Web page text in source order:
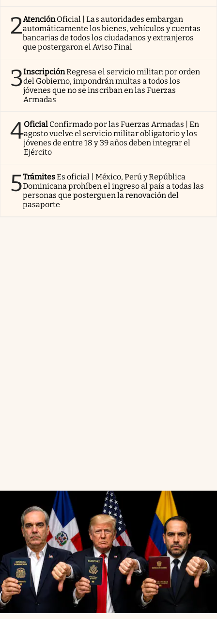
2AtenciónOficial | Las autoridades embargan
automáticamente los bienes, vehículos y cuentas
bancarias de todos los ciudadanos y extranjeros
que postergaron el Aviso Final
3InscripciónRegresa el servicio militar: por orden
del Gobierno, impondrán multas a todos los
jóvenes que no se inscriban en las Fuerzas
Armadas
4Oficial Confirmado por las Fuerzas Armadas | En
agosto vuelve el servicio militar obligatorio y los
jóvenes de entre 18 y 39 años deben integrar el
Ejército
5TrámitesEs oficial | México, Perú y República
Dominicana prohíben el ingreso al país a todas las
personas que posterguen la renovación del
pasaporte